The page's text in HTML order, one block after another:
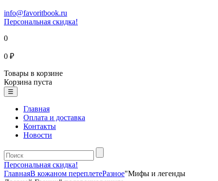
info@favoritbook.ru
Персональная скидка!
0
0 ₽
Товары в корзине
Корзина пуста
☰
Главная
Оплата и доставка
Контакты
Новости
Персональная скидка!
ГлавнаяВ кожаном переплетеРазное"Мифы и легенды